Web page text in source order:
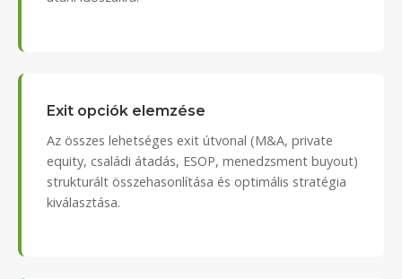
Exit opciók elemzése
Az összes lehetséges exit útvonal (M&A, private
equity, családi átadás, ESOP, menedzsment buyout)
strukturált összehasonlítása és optimális stratégia
kiválasztása.